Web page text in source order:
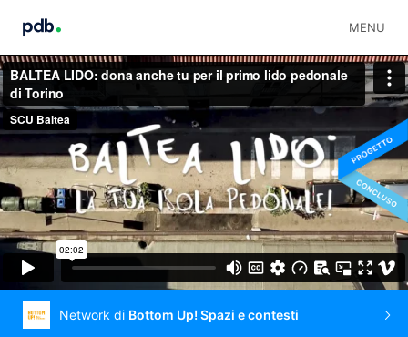
MENU
Network di Bottom Up! Spazi e contesti